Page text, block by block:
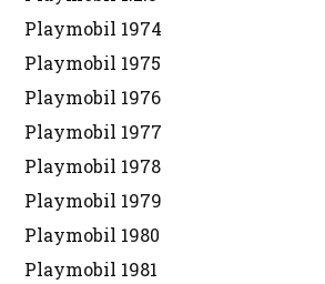
Playmobil 1974
Playmobil 1975
Playmobil 1976
Playmobil 1977
Playmobil 1978
Playmobil 1979
Playmobil 1980
Playmobil 1981